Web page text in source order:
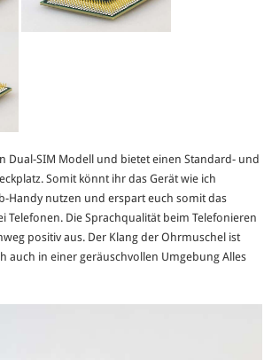
Dual-SIM Modell und bietet einen Standard- und
Somit könnt ihr das Gerät wie ich
Handy nutzen und erspart euch somit das
Telefonen. Die Sprachqualität beim Telefonieren
positiv aus. Der Klang der Ohrmuschel ist
auch in einer geräuschvollen Umgebung Alles